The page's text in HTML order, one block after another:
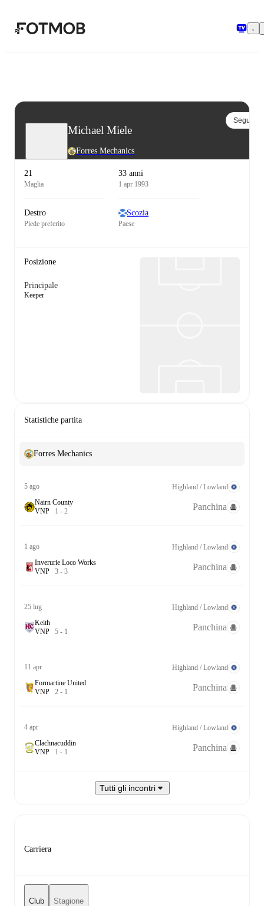
Michael Miele
Forres Mechanics
Segui
21
Maglia
33 anni
1 apr 1993
Destro
Piede preferito
Scozia
Paese
Posizione
Principale
Keeper
Statistiche partita
Forres Mechanics
5 ago
Highland / Lowland
Nairn County
VNP 1 - 2 Panchina
1 ago
Highland / Lowland
Inverurie Loco Works
VNP 3 - 3 Panchina
25 lug
Highland / Lowland
Keith
VNP 5 - 1 Panchina
11 apr
Highland / Lowland
Formartine United
VNP 2 - 1 Panchina
4 apr
Highland / Lowland
Clachnacuddin
VNP 1 - 1 Panchina
Tutti gli incontri
Carriera
Club Stagione